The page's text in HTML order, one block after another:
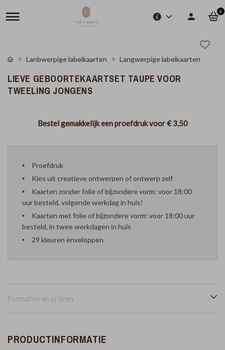
0
Lanbwerpige labelkaarten Langwerpige labelkaarten
LIEVE GEBOORTEKAARTSET TAUPE VOOR
TWEELING JONGENS
Bestel gemakkelijk een proefdruk voor€ 3,50
Proefdruk
Kies uit creatieve ontwerpen of ontwerp zelf
Kaarten zonder folie of bijzondere vorm: voor 18:00
uur besteld, volgende werkdag in huis!
Kaarten met folie of bijzondere vorm: voor 18:00 uur
besteld, in twee werkdagen in huis
29 kleuren enveloppen
Formaten en prijzen
PRODUCTINFORMATIE